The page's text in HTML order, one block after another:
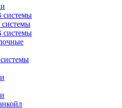
системы
системы